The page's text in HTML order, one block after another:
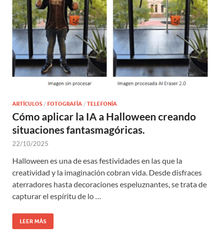
ARTÍCULOS / FOTOGRAFÍA / TELEFONÍA
Cómo aplicar la IA a Halloween creando
situaciones fantasmagóricas.
22/10/2025
Halloween es una de esas festividades en las que la
creatividad y la imaginación cobran vida. Desde disfraces
aterradores hasta decoraciones espeluznantes, se trata de
capturar el espíritu de lo …
LEER MÁS